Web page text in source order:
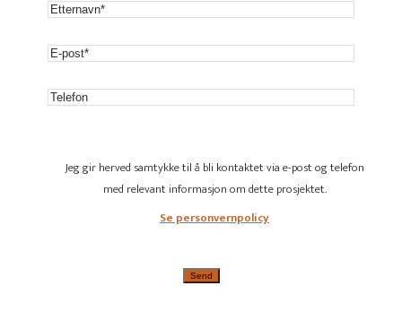
Jeg gir herved samtykke til å bli kontaktet via e-post og telefon
med relevant informasjon om dette prosjektet.
Se personvernpolicy